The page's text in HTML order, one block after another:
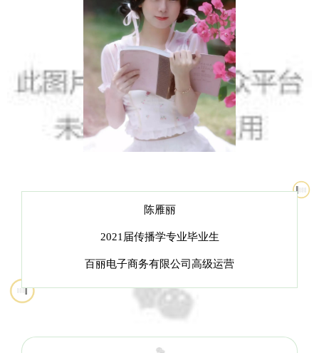
陈雁丽
2021届传播学专业毕业生
百丽电子商务有限公司高级运营